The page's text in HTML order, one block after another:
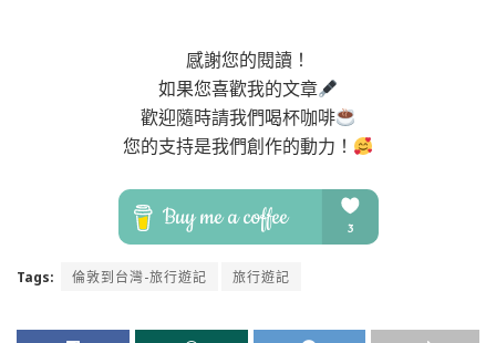
感謝您的閱讀！
如果您喜歡我的文章
歡迎隨時請我們喝杯咖啡
您的支持是我們創作的動力！
Tags: 倫敦到台灣-旅行遊記 旅行遊記